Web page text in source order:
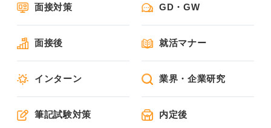
面接対策 GD・GW
面接後 就活マナー
インターン 業界・企業研究
筆記試験対策 内定後